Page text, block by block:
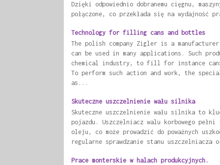
Dzięki odpowiednio dobranemu cięgnu,
połączone, co przekłada się na wydajność
Technology for filling cans and bottles
The polish company Zigler is a
can be used in many applications. Such
chemical industry, to fill for instance
To perform such action and work, the
as...
Skuteczne uszczelnienie wału silnika
Skuteczne uszczelnienie wału silnika to
pojazdu. Uszczelniacz walu korbowego
oleju, co może prowadzić do poważnych
regularne sprawdzanie stanu uszczelniacza
Prace monterskie w halach produkcyjnych.